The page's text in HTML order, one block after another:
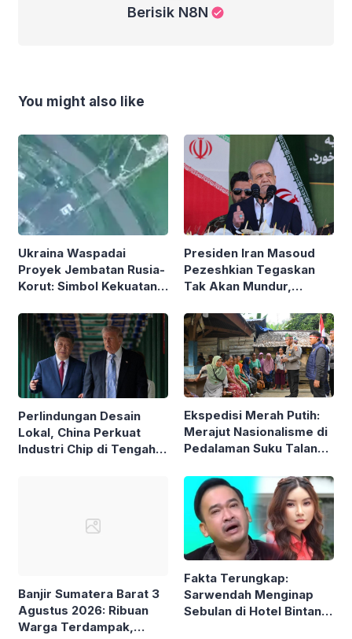
Berisik N8N
You might also like
Ukraina Waspadai
Proyek Jembatan Rusia-
Korut: Simbol Kekuatan
Presiden Iran Masoud
Pezeshkian Tegaskan
Tak Akan Mundur,
Resign Berulang Kali
Perlindungan Desain
Lokal, China Perkuat
Industri Chip di Tengah
Ekspedisi Merah Putih:
Merajut Nasionalisme di
Pedalaman Suku Talang
81 RI
Banjir Sumatera Barat 3
Agustus 2026: Ribuan
Warga Terdampak,
Fakta Terungkap:
Sarwendah Menginap
Sebulan di Hotel Bintang